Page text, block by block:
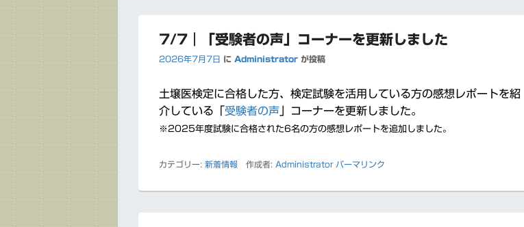
7/7｜「受験者の声」コーナーを更新しました
2026年7月7日 に Administrator が投稿
土壌医検定に合格した方、検定試験を活用している方の感想レポートを紹
介している「 受験者の声 」コーナーを更新しました。
※2025年度試験に合格された6名の方の感想レポートを追加しました。
カテゴリー: 新着情報 作成者: Administrator パーマリンク